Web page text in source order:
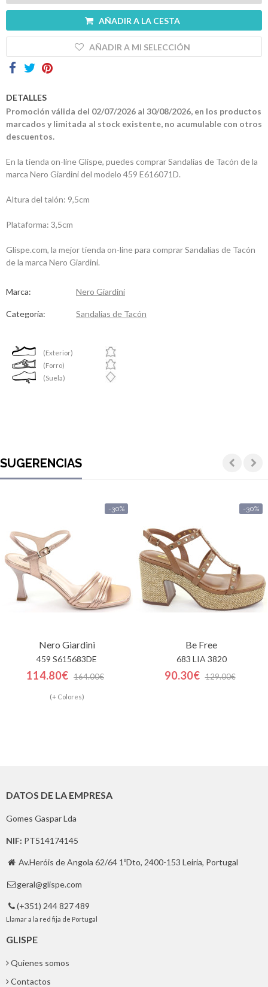
AÑADIR A LA CESTA
AÑADIR A MI SELECCIÓN
DETALLES
Promoción válida del 02/07/2026 al 30/08/2026, en los productos
marcados y limitada al stock existente, no acumulable con otros
descuentos.
En la tienda on-line Glispe, puedes comprar Sandalias de Tacón de la
marca Nero Giardini del modelo 459 E616071D.
Altura del talón: 9,5cm
Plataforma: 3,5cm
Glispe.com, la mejor tienda on-line para comprar Sandalias de Tacón
de la marca Nero Giardini.
Marca: Nero Giardini
Categoría: Sandalias de Tacón
(Exterior)
(Forro)
(Suela)
SUGERENCIAS
-30%
Nero Giardini
459 S615683DE
114.80€ 164.00€
(+ Colores)
-30%
Be Free
683 LIA 3820
90.30€ 129.00€
DATOS DE LA EMPRESA
Gomes Gaspar Lda
NIF: PT514174145
 Av.Heróis de Angola 62/64 1ºDto, 2400-153 Leiria, Portugal
 geral@glispe.com
 (+351) 244 827 489
Llamar a la red fija de Portugal
GLISPE
Quienes somos
Contactos